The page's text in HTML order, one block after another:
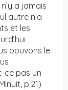
a jamais
autre n’a
et les
pouvons le
ce pas un
p.21)